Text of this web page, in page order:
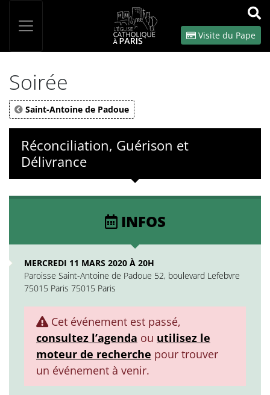
OK
Visite du Pape
Soirée
Saint-Antoine de Padoue
Réconciliation, Guérison et
Délivrance
INFOS
MERCREDI 11 MARS 2020 À 20H
Paroisse Saint-Antoine de Padoue 52, boulevard Lefebvre
75015 Paris 75015 Paris
Cet événement est passé,
consultez l’agenda ou utilisez le
moteur de recherche pour trouver
un événement à venir.
Panneau de gestion des cookies